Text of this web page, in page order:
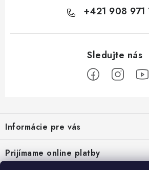
+421 908 971
p
ä
t
Informácie pre vás
Prijímame online platby